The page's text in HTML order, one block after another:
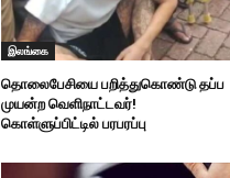
இலங்கை
தொலைபேசியை பறித்துகொண்டு தப்ப
முயன்ற வெளிநாட்டவர்!
கொள்ளுப்பிட்டில் பரபரப்பு